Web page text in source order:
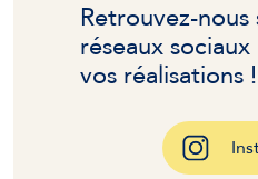
Retrouvez-nous
réseaux
vos réalisations !